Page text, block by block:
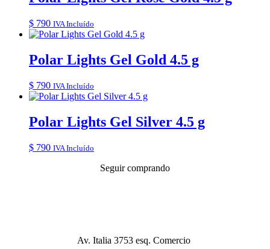
$ 790 IVA Incluído
Polar Lights Gel Gold 4.5 g
$ 790 IVA Incluído
Polar Lights Gel Silver 4.5 g
$ 790 IVA Incluído
Seguir comprando
Av. Italia 3753 esq. Comercio